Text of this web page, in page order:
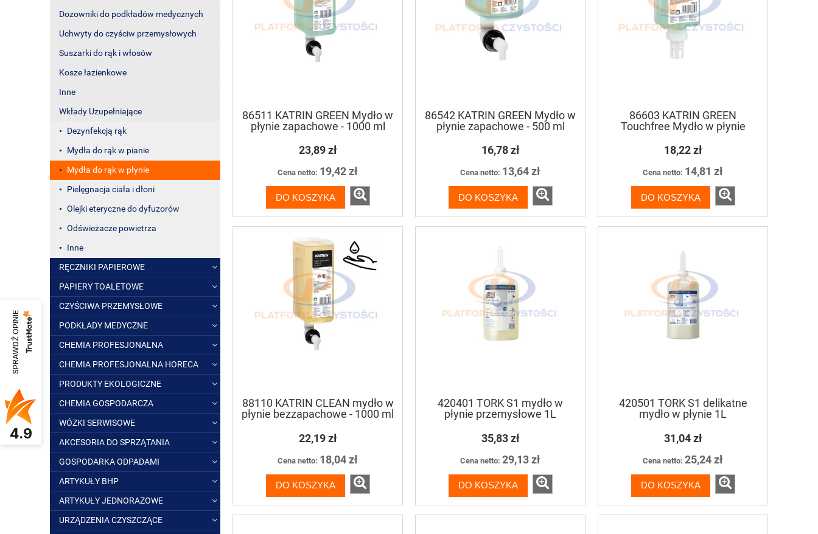
Dozowniki do podkładów medycznych
Uchwyty do czyściw przemysłowych
Suszarki do rąk i włosów
Kosze łazienkowe
Inne
Wkłady Uzupełniające
Dezynfekcją rąk
Mydła do rąk w pianie
Mydła do rąk w płynie
Pielęgnacja ciała i dłoni
Olejki eteryczne do dyfuzorów
Odświeżacze powietrza
Inne
RĘCZNIKI PAPIEROWE
PAPIERY TOALETOWE
CZYŚCIWA PRZEMYSŁOWE
PODKŁADY MEDYCZNE
CHEMIA PROFESJONALNA
CHEMIA PROFESJONALNA HORECA
PRODUKTY EKOLOGICZNE
CHEMIA GOSPODARCZA
WÓZKI SERWISOWE
AKCESORIA DO SPRZĄTANIA
GOSPODARKA ODPADAMI
ARTYKUŁY BHP
ARTYKUŁY JEDNORAZOWE
URZĄDZENIA CZYSZCZĄCE
86511 KATRIN GREEN Mydło w
płynie zapachowe - 1000 ml
23,89 zł
Cena netto: 19,42 zł
DO KOSZYKA
86542 KATRIN GREEN Mydło w
płynie zapachowe - 500 ml
16,78 zł
Cena netto: 13,64 zł
DO KOSZYKA
86603 KATRIN GREEN
Touchfree Mydło w płynie
zapachowe - 500 ml
18,22 zł
Cena netto: 14,81 zł
DO KOSZYKA
88110 KATRIN CLEAN mydło w
płynie bezzapachowe - 1000 ml
22,19 zł
Cena netto: 18,04 zł
DO KOSZYKA
420401 TORK S1 mydło w
płynie przemysłowe 1L
35,83 zł
Cena netto: 29,13 zł
DO KOSZYKA
420501 TORK S1 delikatne
mydło w płynie 1L
31,04 zł
Cena netto: 25,24 zł
DO KOSZYKA
SPRAWDŹ OPINIE
4.9